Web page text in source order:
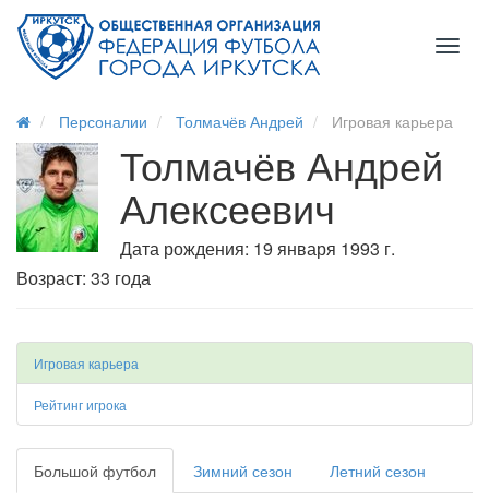
Персоналии Толмачёв Андрей Игровая карьера
Толмачёв Андрей
Алексеевич
Дата рождения: 19 января 1993 г.
Возраст: 33 года
Игровая карьера
Рейтинг игрока
Большой футбол Зимний сезон
Летний сезон